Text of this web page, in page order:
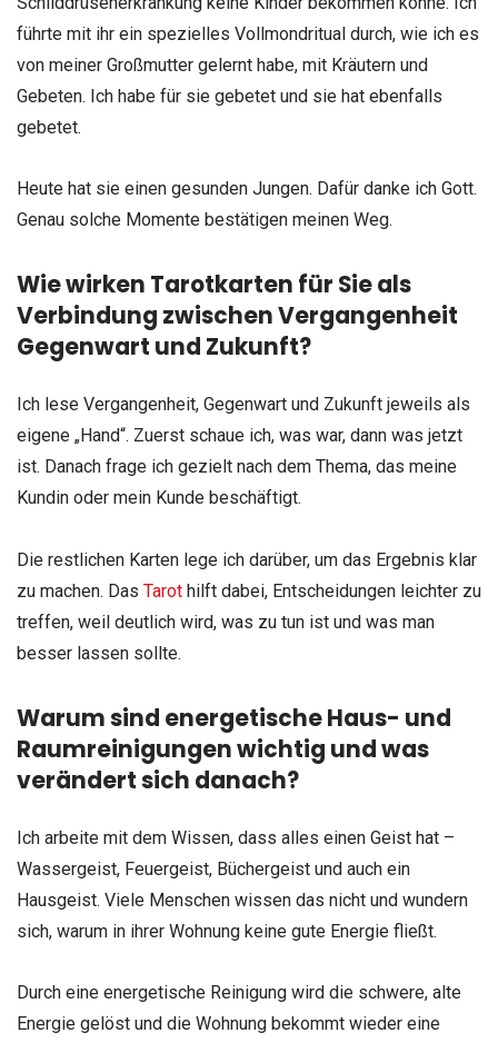
führte mit ihr ein spezielles Vollmondritual durch, wie ich es
von meiner Großmutter gelernt habe, mit Kräutern und
Gebeten. Ich habe für sie gebetet und sie hat ebenfalls
gebetet.
Heute hat sie einen gesunden Jungen. Dafür danke ich Gott.
Genau solche Momente bestätigen meinen Weg.
Wie wirken Tarotkarten für Sie als
Verbindung zwischen Vergangenheit
Gegenwart und Zukunft?
Ich lese Vergangenheit, Gegenwart und Zukunft jeweils als
eigene „Hand“. Zuerst schaue ich, was war, dann was jetzt
ist. Danach frage ich gezielt nach dem Thema, das meine
Kundin oder mein Kunde beschäftigt.
Die restlichen Karten lege ich darüber, um das Ergebnis klar
zu machen. Das Tarot hilft dabei, Entscheidungen leichter zu
treffen, weil deutlich wird, was zu tun ist und was man
besser lassen sollte.
Warum sind energetische Haus- und
Raumreinigungen wichtig und was
verändert sich danach?
Ich arbeite mit dem Wissen, dass alles einen Geist hat –
Wassergeist, Feuergeist, Büchergeist und auch ein
Hausgeist. Viele Menschen wissen das nicht und wundern
sich, warum in ihrer Wohnung keine gute Energie fließt.
Durch eine energetische Reinigung wird die schwere, alte
Energie gelöst und die Wohnung bekommt wieder eine